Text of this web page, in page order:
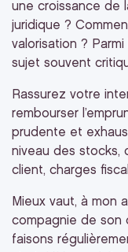
une croissance de
juridique ?
valorisation ?
sujet souvent
Rassurez votre
rembourser
prudente et
niveau des stocks,
client, charges
Mieux vaut, à mon
compagnie de son
faisons